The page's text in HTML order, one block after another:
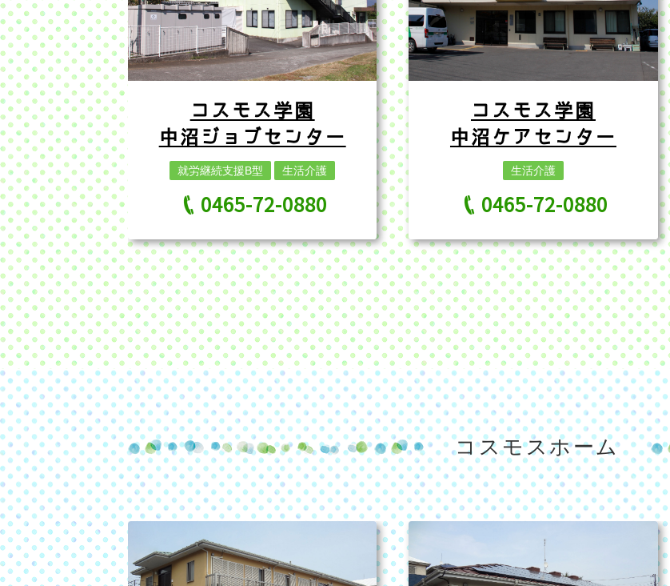
コスモス学園
中沼ジョブセンター
就労継続支援B型 生活介護
0465-72-0880
コスモス学園
中沼ケアセンター
生活介護
0465-72-0880
コスモスホーム